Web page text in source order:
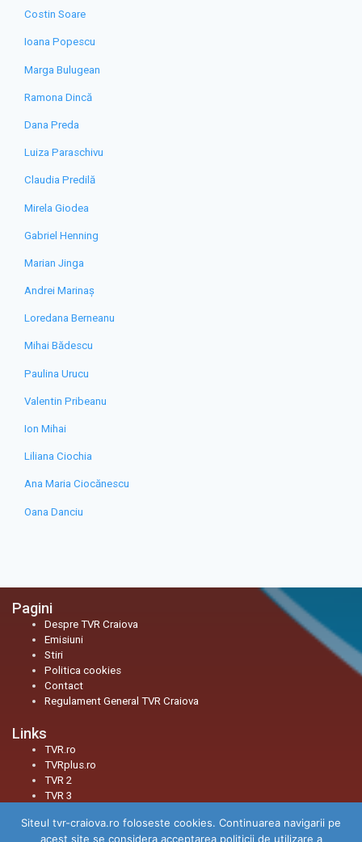
Costin Soare
Ioana Popescu
Marga Bulugean
Ramona Dincă
Dana Preda
Luiza Paraschivu
Claudia Predilă
Mirela Giodea
Gabriel Henning
Marian Jinga
Andrei Marinaș
Loredana Berneanu
Mihai Bădescu
Paulina Urucu
Valentin Pribeanu
Ion Mihai
Liliana Ciochia
Ana Maria Ciocănescu
Oana Danciu
Pagini
Despre TVR Craiova
Emisiuni
Stiri
Politica cookies
Contact
Regulament General TVR Craiova
Links
TVR.ro
TVRplus.ro
TVR 2
TVR 3
Social
Siteul tvr-craiova.ro foloseste cookies. Continuarea navigarii pe
acest site se considera acceptarea politicii de utilizare a